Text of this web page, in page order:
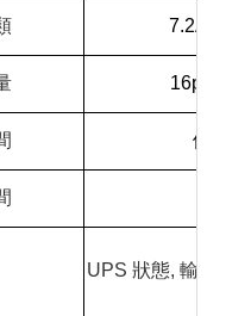
7.2AH
16pcs
依需
UPS 狀態, 輸入及